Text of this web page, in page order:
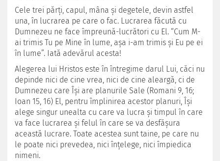
Cele trei părţi, capul, mâna şi degetele, devin astfel
una, în lucrarea pe care o fac. Lucrarea făcută cu
Dumnezeu ne face împreună-lucrători cu El. “Cum M-
ai trimis Tu pe Mine în lume, aşa i-am trimis şi Eu pe ei
în lume”. Iată adevărul acesta!
Alegerea lui Hristos este în întregime darul Lui, căci nu
depinde nici de cine vrea, nici de cine aleargă, ci de
Dumnezeu care Îşi are planurile Sale (Romani 9, 16;
Ioan 15, 16) El, pentru împlinirea acestor planuri, Îşi
alege singur unealta cu care va lucra şi timpul în care
va face lucrarea şi felul în care se va desfăşura
această lucrare. Toate acestea sunt taine, pe care nu
le poate nici prevedea, nici înţelege, nici împiedica
nimeni.